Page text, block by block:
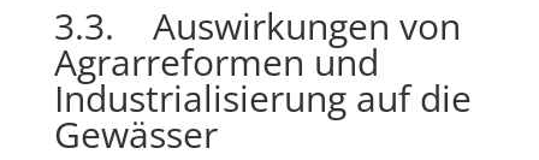
3.3. Auswirkungen von
Agrarreformen und
Industrialisierung auf die
Gewässer